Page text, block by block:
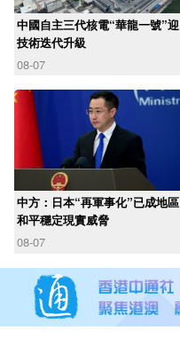
中國自主三代核電“華龍一號”迎
技術迭代升級
08-07
中方：日本“再軍事化”已成地區
和平穩定現實威脅
08-07